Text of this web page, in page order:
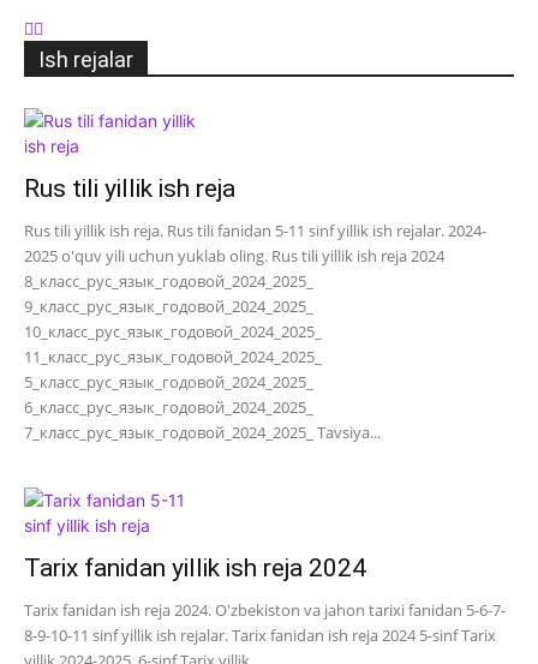
Ish rejalar
Rus tili yillik ish reja
Rus tili yillik ish reja. Rus tili fanidan 5-11 sinf yillik ish rejalar. 2024-
2025 o'quv yili uchun yuklab oling. Rus tili yillik ish reja 2024
8_класс_рус_язык_годовой_2024_2025_
9_класс_рус_язык_годовой_2024_2025_
10_класс_рус_язык_годовой_2024_2025_
11_класс_рус_язык_годовой_2024_2025_
5_класс_рус_язык_годовой_2024_2025_
6_класс_рус_язык_годовой_2024_2025_
7_класс_рус_язык_годовой_2024_2025_ Tavsiya...
Tarix fanidan yillik ish reja 2024
Tarix fanidan ish reja 2024. O'zbekiston va jahon tarixi fanidan 5-6-7-
8-9-10-11 sinf yillik ish rejalar. Tarix fanidan ish reja 2024 5-sinf Tarix